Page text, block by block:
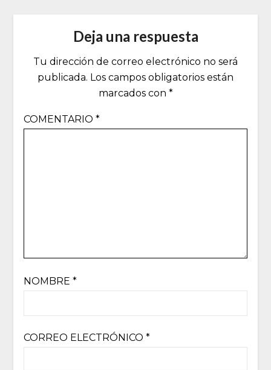
Deja una respuesta
Tu dirección de correo electrónico no será
publicada. Los campos obligatorios están
marcados con *
COMENTARIO *
NOMBRE *
CORREO ELECTRÓNICO *